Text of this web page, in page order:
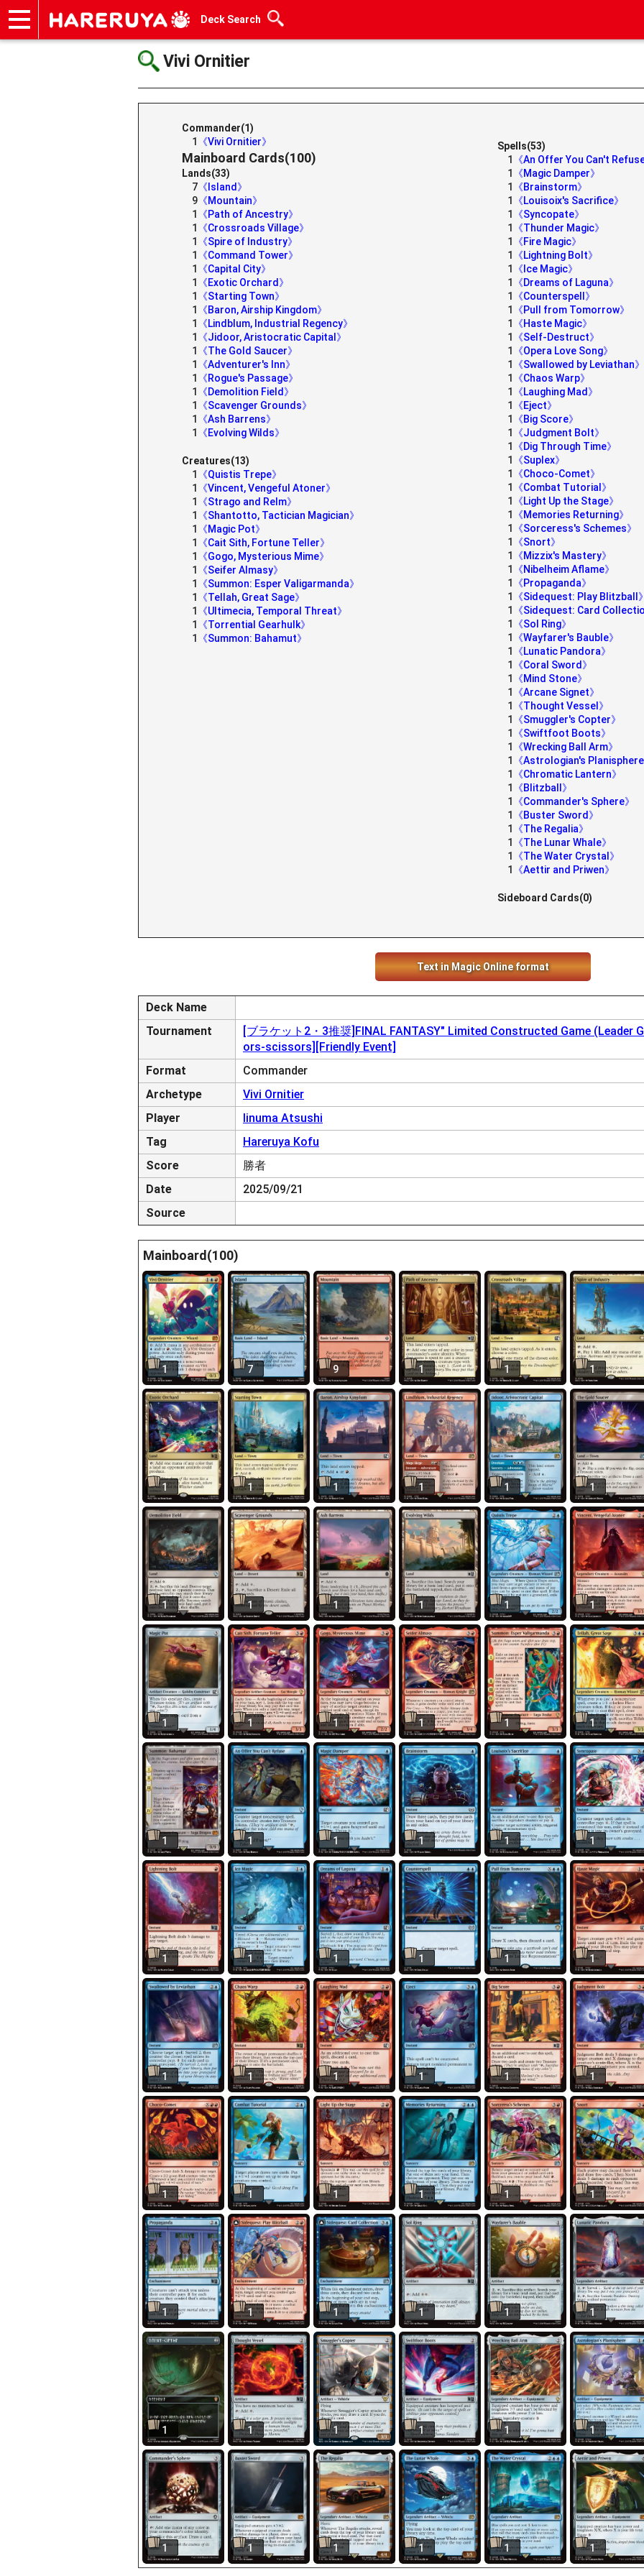
Deck Search
Vivi Ornitier
Commander(1)
1
《Vivi Ornitier》
Mainboard Cards(100)
Lands(33)
7 《Island》
9 《Mountain》
1
《Path of Ancestry》
1
《Crossroads Village》
1
《Spire of Industry》
1
《Command Tower》
1
《Capital City》
1
《Exotic Orchard》
1
《Starting Town》
1
《Baron, Airship Kingdom》
1
《Lindblum, Industrial Regency》
1
《Jidoor, Aristocratic Capital》
1
《The Gold Saucer》
1
《Adventurer's Inn》
1
《Rogue's Passage》
1
《Demolition Field》
1
《Scavenger Grounds》
1
《Ash Barrens》
1
《Evolving Wilds》
Creatures(13)
1
《Quistis Trepe》
1
《Vincent, Vengeful Atoner》
1
《Strago and Relm》
1
《Shantotto, Tactician Magician》
1
《Magic Pot》
1
《Cait Sith, Fortune Teller》
1
《Gogo, Mysterious Mime》
1
《Seifer Almasy》
1
《Summon: Esper Valigarmanda》
1
《Tellah, Great Sage》
1
《Ultimecia, Temporal Threat》
1
《Torrential Gearhulk》
1
《Summon: Bahamut》
Spells(53)
1
《An Offer You Can't
1
《Magic Damper》
1
《Brainstorm》
1
《Louisoix's Sacrifice》
1
《Syncopate》
1
《Thunder Magic》
1
《Fire Magic》
1
《Lightning Bolt》
1
《Ice Magic》
1
《Dreams of Laguna》
1
《Counterspell》
1
《Pull from Tomorrow》
1
《Haste Magic》
1
《Self-Destruct》
1
《Opera Love Song》
1
《Swallowed by Leviathan》
1
《Chaos Warp》
1
《Laughing Mad》
1
《Eject》
1
《Big Score》
1
《Judgment Bolt》
1
《Dig Through Time》
1
《Suplex》
1
《Choco-Comet》
1
《Combat Tutorial》
1
《Light Up the Stage》
1
《Memories Returning》
1
《Sorceress's Schemes》
1
《Snort》
1
《Mizzix's Mastery》
1
《Nibelheim Aflame》
1
《Propaganda》
1
《Sidequest: Play Blitzball
1
《Sidequest: Card
1
《Sol Ring》
1
《Wayfarer's Bauble》
1
《Lunatic Pandora》
1
《Coral Sword》
1
《Mind Stone》
1
《Arcane Signet》
1
《Thought Vessel》
1
《Smuggler's Copter》
1
《Swiftfoot Boots》
1
《Wrecking Ball Arm》
1
《Astrologian's
1
《Chromatic Lantern》
1
《Blitzball》
1
《Commander's Sphere》
1
《Buster Sword》
1
《The Regalia》
1
《The Lunar Whale》
1
《The Water Crystal》
1
《Aettir and Priwen》
Sideboard Cards(0)
Text in Magic Online format
Deck Name
Tournament
[ブラケット2・3推奨]FINAL FANTASY" Limited Constructed Game (Leader
ors-scissors][Friendly Event]
Format
Commander
Archetype
Vivi Ornitier
Player
Iinuma Atsushi
Tag
Hareruya Kofu
Score
勝者
Date
2025/09/21
Source
Mainboard(100)
1 7 9 1 1 1
1 1 1 1 1 1
1 1 1 1 1 1
1 1 1 1 1 1
1 1 1 1 1 1
1 1 1 1 1 1
1 1 1 1 1 1
1 1 1 1 1 1
1 1 1 1 1 1
1 1 1 1 1 1
1 1 1 1 1 1